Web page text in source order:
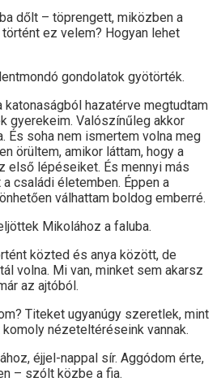
dőlt – töprengett, miközben a
ez velem? Hogyan lehet
gondolatok gyötörték.
katonaságból hazatérve megtudtam
gyerekeim. Valószínűleg akkor
És soha nem ismertem volna meg
örültem, amikor láttam, hogy a
első lépéseiket. És mennyi más
családi életemben. Éppen a
válhattam boldog emberré.
Mikolához a faluba.
közted és anya között, de
volna. Mi van, minket sem akarsz
az ajtóból.
Titeket ugyanúgy szeretlek, mint
nézeteltéréseink vannak.
éjjel-nappal sír. Aggódom érte,
– szólt közbe a fia.